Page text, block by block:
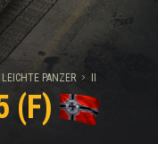
LEICHTE PANZER
(F)